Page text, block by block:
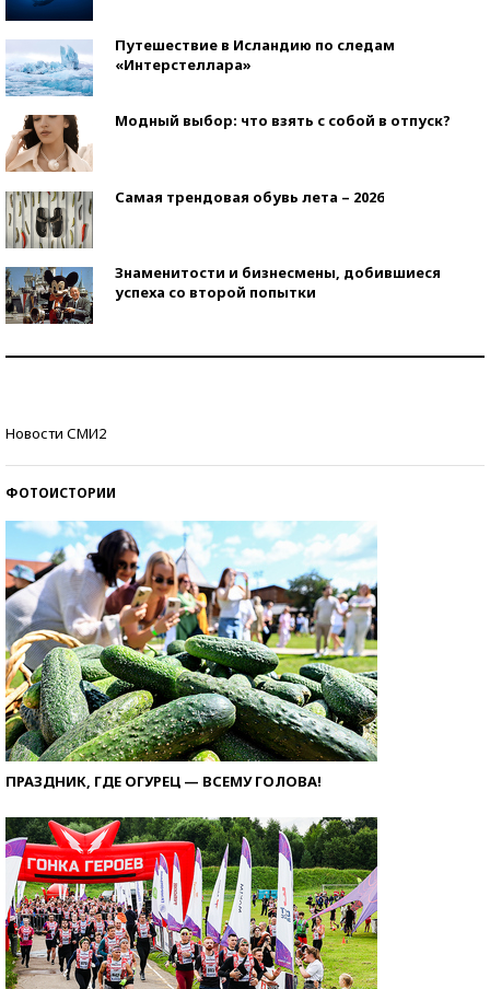
Путешествие в Исландию по следам
«Интерстеллара»
Модный выбор: что взять с собой в отпуск?
Самая трендовая обувь лета – 2026
Знаменитости и бизнесмены, добившиеся
успеха со второй попытки
Новости СМИ2
ФОТОИСТОРИИ
ПРАЗДНИК, ГДЕ ОГУРЕЦ — ВСЕМУ ГОЛОВА!